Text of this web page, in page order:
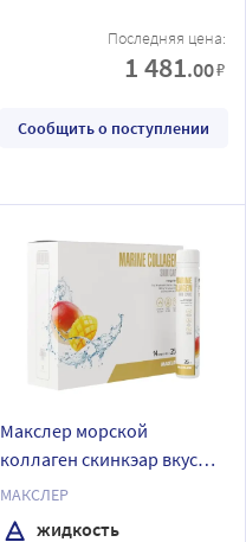
Последняя цена:
1 481.00₽
Сообщить о поступлении
Макслер морской
коллаген скинкэар вкус
манго 14 шт. ампулы по 25
мл жидкость
МАКСЛЕР
жидкость